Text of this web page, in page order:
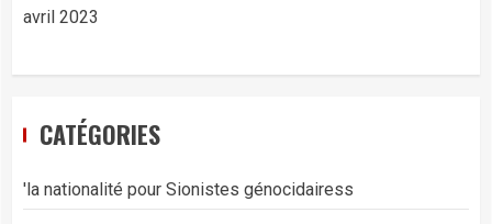
avril 2023
CATÉGORIES
'la nationalité pour Sionistes génocidairess